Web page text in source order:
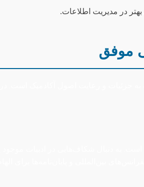
در مدیریت اطلاعات.
موفق